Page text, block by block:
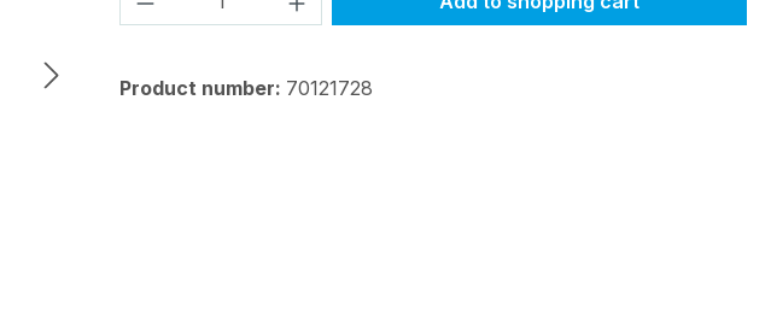
Product number: 70121728